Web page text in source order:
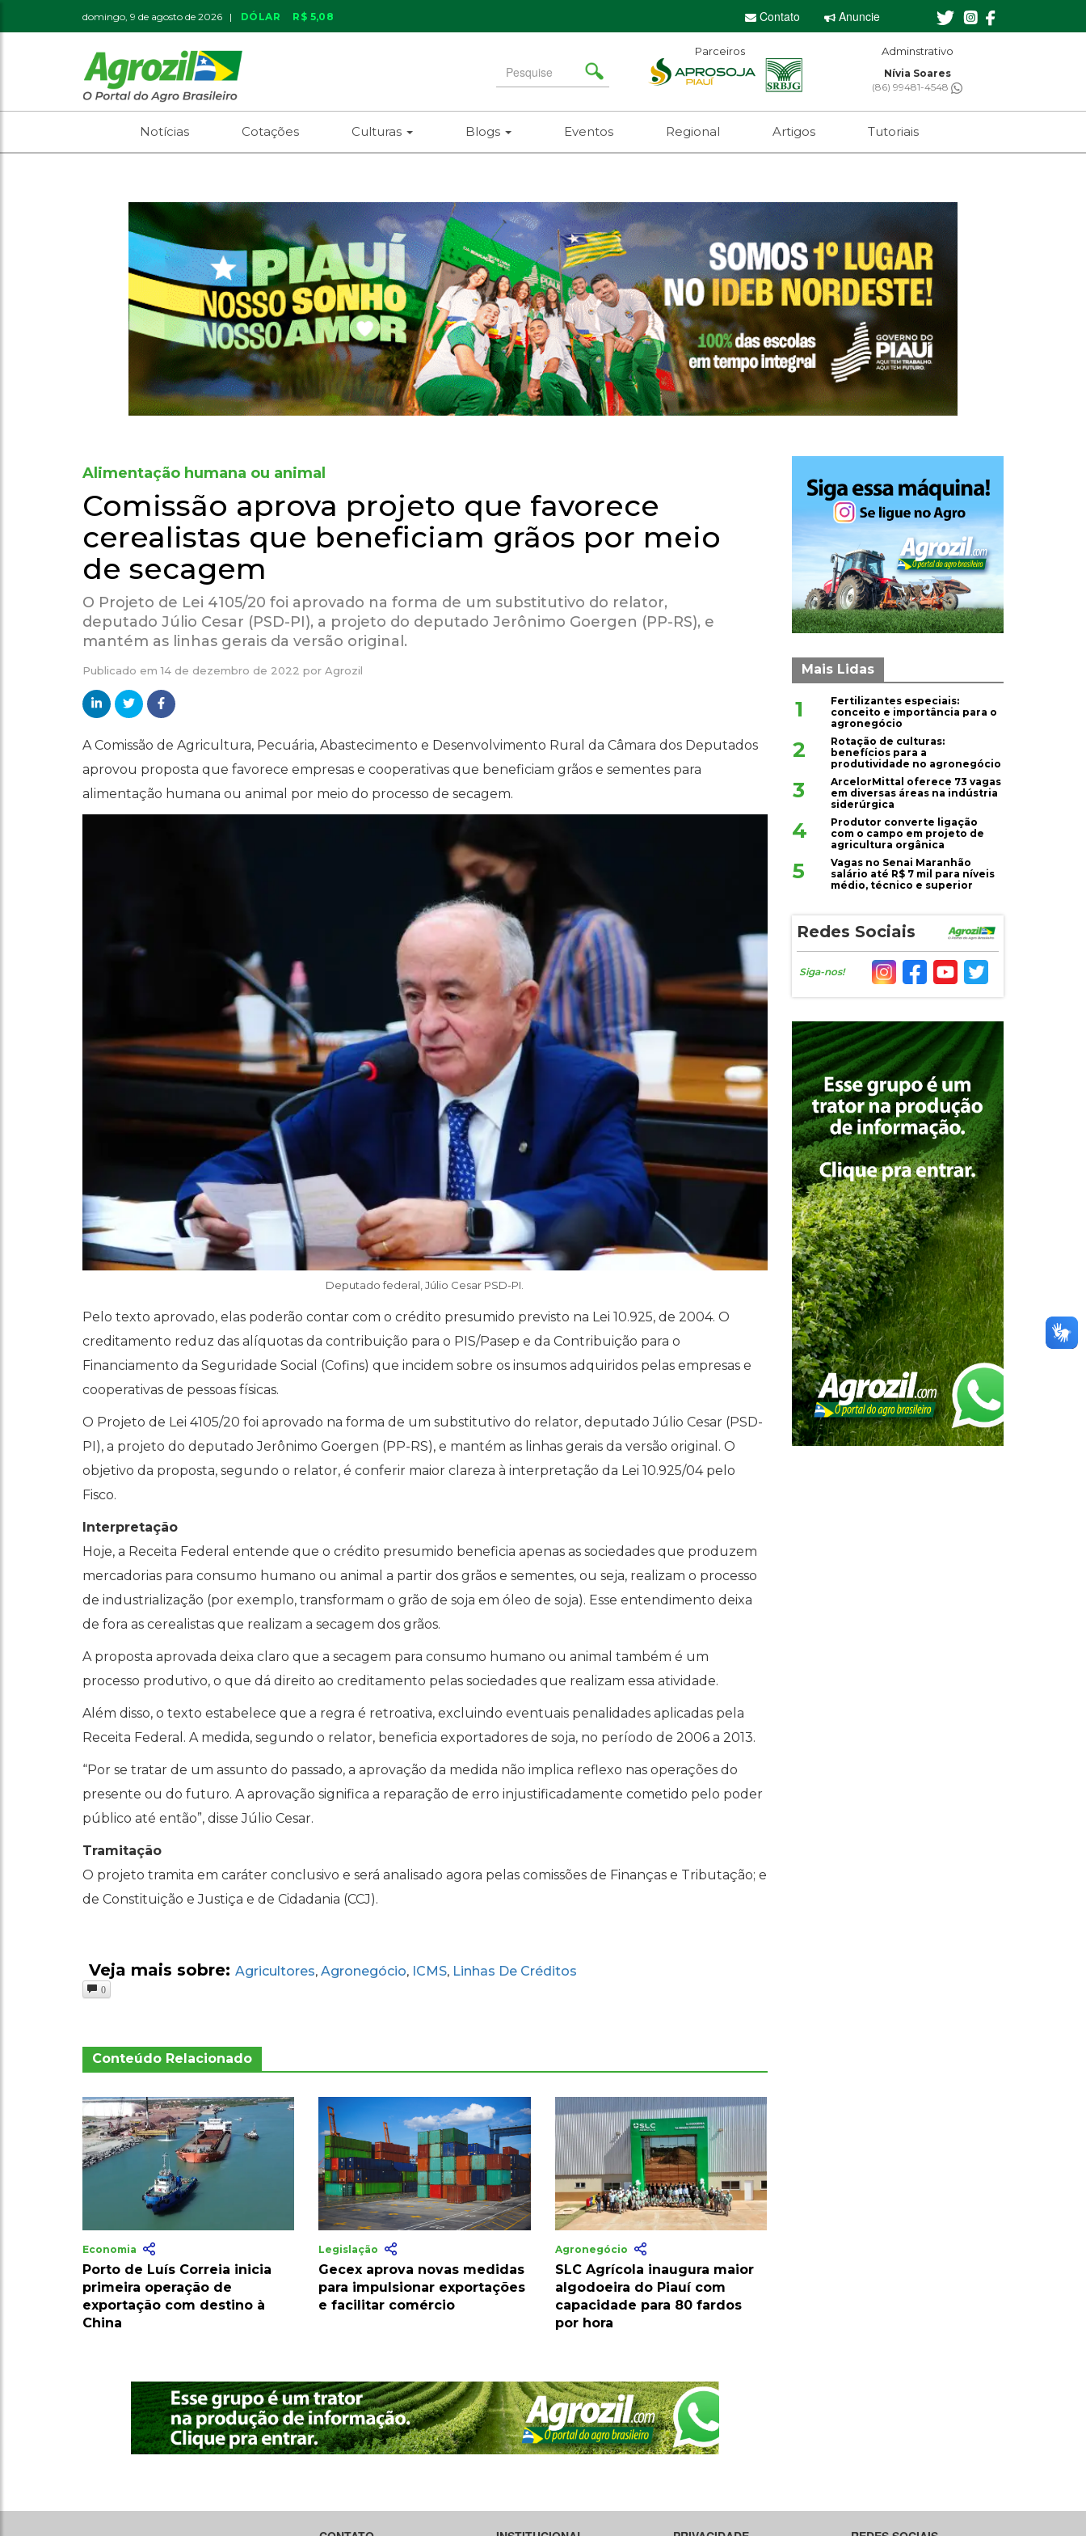
domingo, 9 de agosto de 2026 | DÓLAR R$ 5,08 Contato Anuncie
Search
for
Parceiros Editor-chefe
Sebastian Eugênio
(61) 99650-2473
Notícias Cotações Culturas Blogs Eventos Regional Artigos Tutoriais
Alimentação humana ou animal
Comissão aprova projeto que favorece
cerealistas que beneficiam grãos por meio
de secagem
O Projeto de Lei 4105/20 foi aprovado na forma de um substitutivo do relator,
deputado Júlio Cesar (PSD-PI), a projeto do deputado Jerônimo Goergen (PP-RS), e
mantém as linhas gerais da versão original.
Publicado em14 de dezembro de 2022 por Agrozil
A Comissão de Agricultura, Pecuária, Abastecimento e Desenvolvimento Rural da Câmara dos Deputados
aprovou proposta que favorece empresas e cooperativas que beneficiam grãos e sementes para
alimentação humana ou animal por meio do processo de secagem.
Deputado federal, Júlio Cesar PSD-PI.
Pelo texto aprovado, elas poderão contar com o crédito presumido previsto na Lei 10.925, de 2004. O
creditamento reduz das alíquotas da contribuição para o PIS/Pasep e da Contribuição para o
Financiamento da Seguridade Social (Cofins) que incidem sobre os insumos adquiridos pelas empresas e
cooperativas de pessoas físicas.
O Projeto de Lei 4105/20 foi aprovado na forma de um substitutivo do relator, deputado Júlio Cesar (PSD-
PI), a projeto do deputado Jerônimo Goergen (PP-RS), e mantém as linhas gerais da versão original. O
objetivo da proposta, segundo o relator, é conferir maior clareza à interpretação da Lei 10.925/04 pelo
Fisco.
Interpretação
Hoje, a Receita Federal entende que o crédito presumido beneficia apenas as sociedades que produzem
mercadorias para consumo humano ou animal a partir dos grãos e sementes, ou seja, realizam o processo
de industrialização (por exemplo, transformam o grão de soja em óleo de soja). Esse entendimento deixa
de fora as cerealistas que realizam a secagem dos grãos.
A proposta aprovada deixa claro que a secagem para consumo humano ou animal também é um
processo produtivo, o que dá direito ao creditamento pelas sociedades que realizam essa atividade.
Além disso, o texto estabelece que a regra é retroativa, excluindo eventuais penalidades aplicadas pela
Receita Federal. A medida, segundo o relator, beneficia exportadores de soja, no período de 2006 a 2013.
“Por se tratar de um assunto do passado, a aprovação da medida não implica reflexo nas operações do
presente ou do futuro. A aprovação significa a reparação de erro injustificadamente cometido pelo poder
público até então”, disse Júlio Cesar.
Tramitação
O projeto tramita em caráter conclusivo e será analisado agora pelas comissões de Finanças e Tributação; e
de Constituição e Justiça e de Cidadania (CCJ).
Veja mais sobre: Agricultores, Agronegócio, ICMS, Linhas De Créditos
0
Conteúdo Relacionado
Economia
Porto de Luís Correia inicia
primeira operação de
exportação com destino à
China
Legislação
Gecex aprova novas medidas
para impulsionar exportações
e facilitar comércio
Agronegócio
SLC Agrícola inaugura maior
algodoeira do Piauí com
capacidade para 80 fardos
por hora
Mais Lidas
1
Fertilizantes especiais:
conceito e importância para o
agronegócio
2
Rotação de culturas:
benefícios para a
produtividade no agronegócio
3
ArcelorMittal oferece 73 vagas
em diversas áreas na indústria
siderúrgica
4
Produtor converte ligação
com o campo em projeto de
agricultura orgânica
5
Vagas no Senai Maranhão
salário até R$ 7 mil para níveis
médio, técnico e superior
Redes Sociais
Siga-nos!